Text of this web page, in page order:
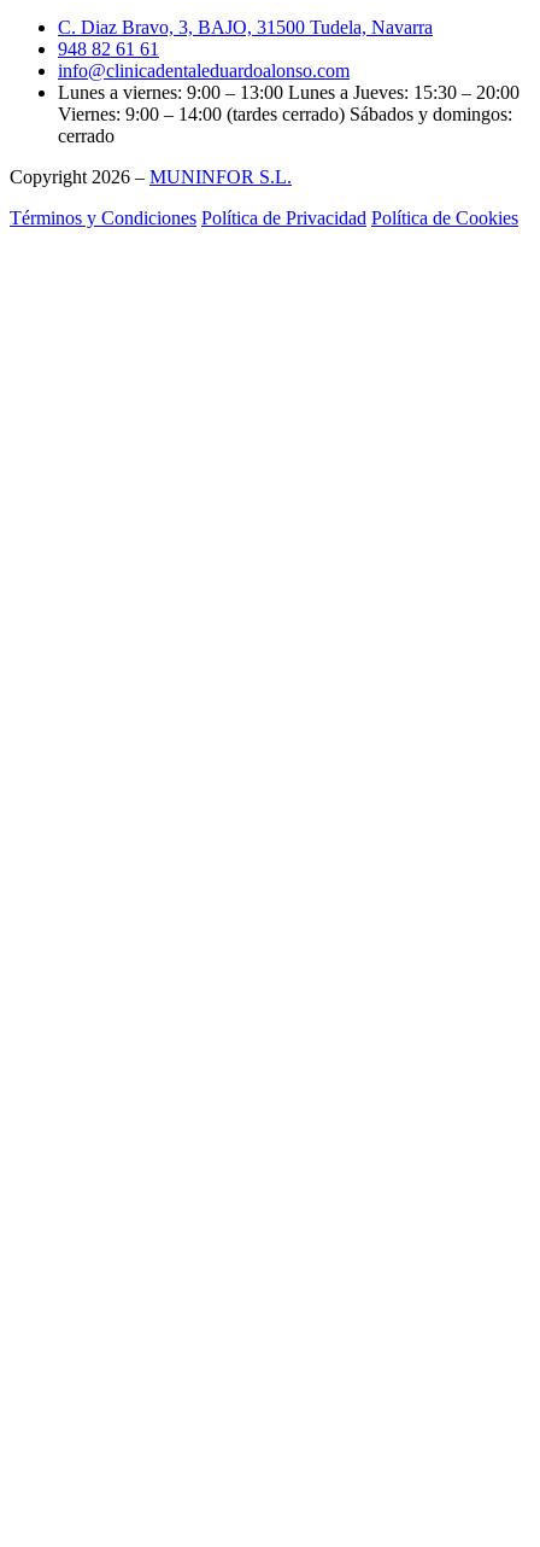
C. Diaz Bravo, 3, BAJO, 31500 Tudela, Navarra
948 82 61 61
info@clinicadentaleduardoalonso.com
Lunes a viernes: 9:00 – 13:00 Lunes a Jueves: 15:30 – 20:00
Viernes: 9:00 – 14:00 (tardes cerrado) Sábados y domingos:
cerrado
Copyright 2026 – MUNINFOR S.L.
Términos y Condiciones Política de Privacidad Política de Cookies